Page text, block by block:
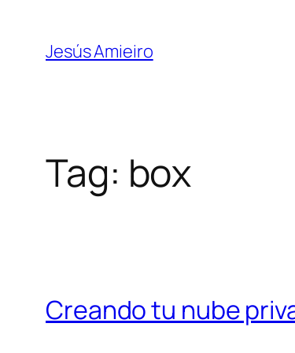
content
Jesús Amieiro
Tag: box
Creando tu nube